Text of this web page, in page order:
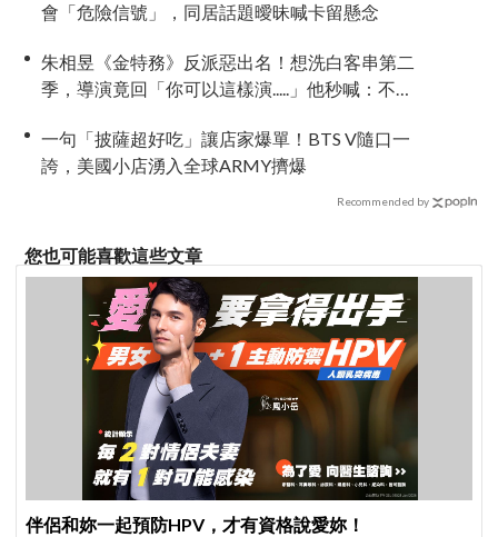
會「危險信號」，同居話題曖昧喊卡留懸念
朱相昱《金特務》反派惡出名！想洗白客串第二
季，導演竟回「你可以這樣演.....」他秒喊：不
一句「披薩超好吃」讓店家爆單！BTS V隨口一
誇，美國小店湧入全球ARMY擠爆
Recommended by
您也可能喜歡這些文章
伴侶和妳一起預防HPV，才有資格說愛妳！